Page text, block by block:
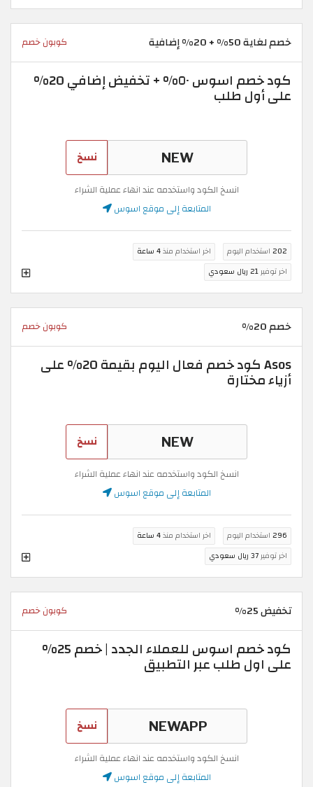
خصم لغاية 50% + 20% إضافية كوبون خصم
كود خصم اسوس ٥٠% + تخفيض إضافي 20%
على أول طلب
نسخ
انسخ الكود واستخدمه عند انهاء عملية الشراء
المتابعة إلى موقع اسوس
202 استخدام اليوم اخر استخدام منذ4 ساعة
اخر توفير21 ريال سعودي
خصم 20% كوبون خصم
Asos كود خصم فعال اليوم بقيمة 20% على
أزياء مختارة
نسخ
انسخ الكود واستخدمه عند انهاء عملية الشراء
المتابعة إلى موقع اسوس
296 استخدام اليوم اخر استخدام منذ4 ساعة
اخر توفير37 ريال سعودي
تخفيض 25% كوبون خصم
كود خصم اسوس للعملاء الجدد | خصم 25%
على اول طلب عبر التطبيق
نسخ
انسخ الكود واستخدمه عند انهاء عملية الشراء
المتابعة إلى موقع اسوس